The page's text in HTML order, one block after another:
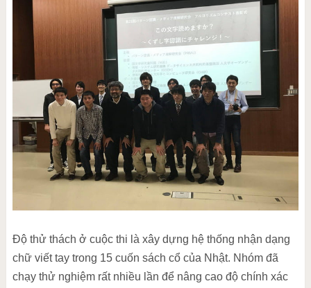
Độ thử thách ở cuộc thi là xây dựng hệ thống nhận dạng
chữ viết tay trong 15 cuốn sách cổ của Nhật. Nhóm đã
chạy thử nghiệm rất nhiều lần để nâng cao độ chính xác